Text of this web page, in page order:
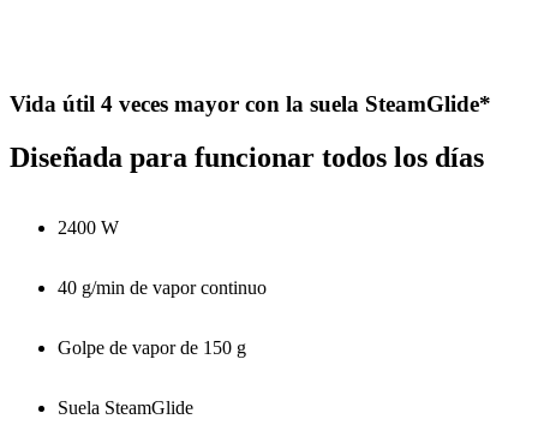
Vida útil 4 veces mayor con la suela SteamGlide*
Diseñada para funcionar todos los días
2400 W
40 g/min de vapor continuo
Golpe de vapor de 150 g
Suela SteamGlide